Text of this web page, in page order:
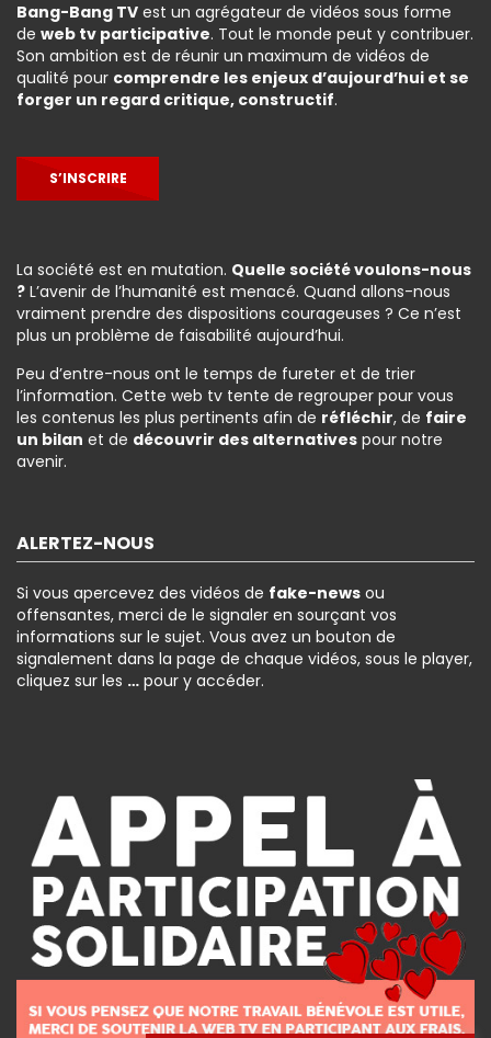
Bang-Bang TV est un agrégateur de vidéos sous forme
de web tv participative. Tout le monde peut y contribuer.
Son ambition est de réunir un maximum de vidéos de
qualité pour comprendre les enjeux d’aujourd’hui et se
forger un regard critique, constructif.
S’INSCRIRE
La société est en mutation. Quelle société voulons-nous
? L’avenir de l’humanité est menacé. Quand allons-nous
vraiment prendre des dispositions courageuses ? Ce n’est
plus un problème de faisabilité aujourd’hui.
Peu d’entre-nous ont le temps de fureter et de trier
l’information. Cette web tv tente de regrouper pour vous
les contenus les plus pertinents afin de réfléchir, de faire
un bilan et de découvrir des alternatives pour notre
avenir.
ALERTEZ-NOUS
Si vous apercevez des vidéos de fake-news ou
offensantes, merci de le signaler en sourçant vos
informations sur le sujet. Vous avez un bouton de
signalement dans la page de chaque vidéos, sous le player,
cliquez sur les … pour y accéder.